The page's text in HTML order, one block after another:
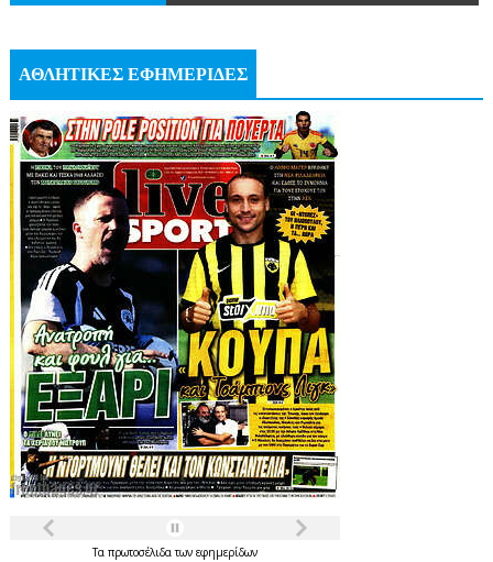
ΑΘΛΗΤΙΚΕΣ ΕΦΗΜΕΡΙΔΕΣ
Τα πρωτοσέλιδατων εφημερίδων